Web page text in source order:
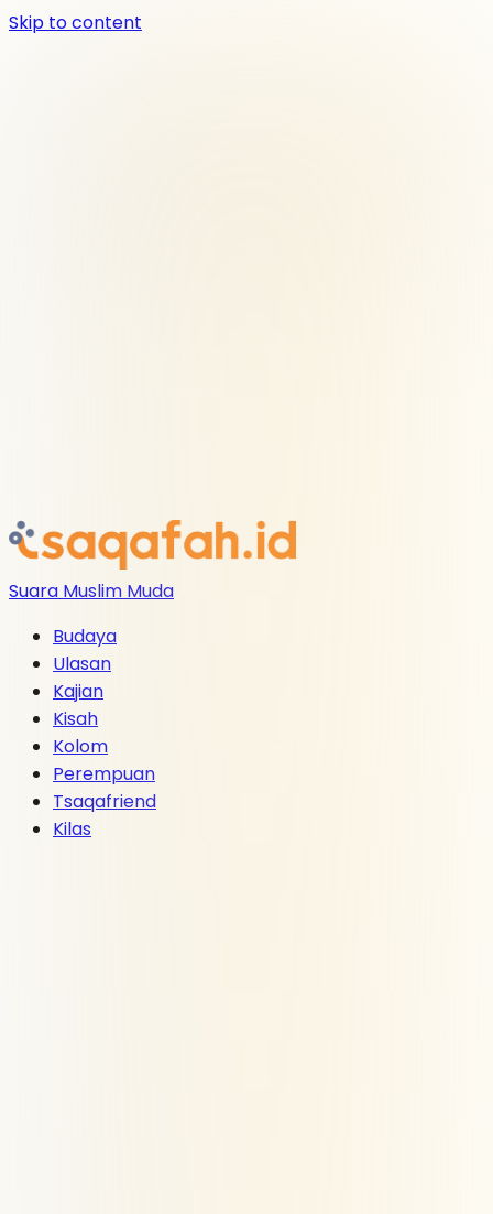
Skip to content
Suara Muslim Muda
Budaya
Ulasan
Kajian
Kisah
Kolom
Perempuan
Tsaqafriend
Kilas